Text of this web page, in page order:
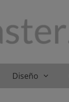
Diseño